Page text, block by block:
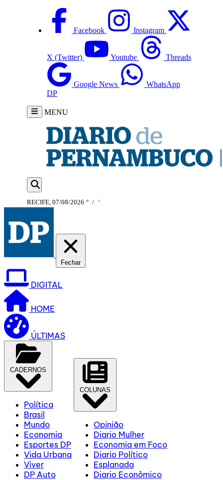
Facebook Instagram
X (Twitter) Youtube Threads
Google News
WhatsApp
DP
MENU
RECIFE, 07/08/2026 ° / °
Fechar
DIGITAL
HOME
ÚLTIMAS
CADERNOS
Política
Brasil
Mundo
Economia
Esportes DP
Vida Urbana
Viver
DP Auto
COLUNAS
Opinião
Diario Mulher
Economia em Foco
Diario Político
Esplanada
Diario Econômico